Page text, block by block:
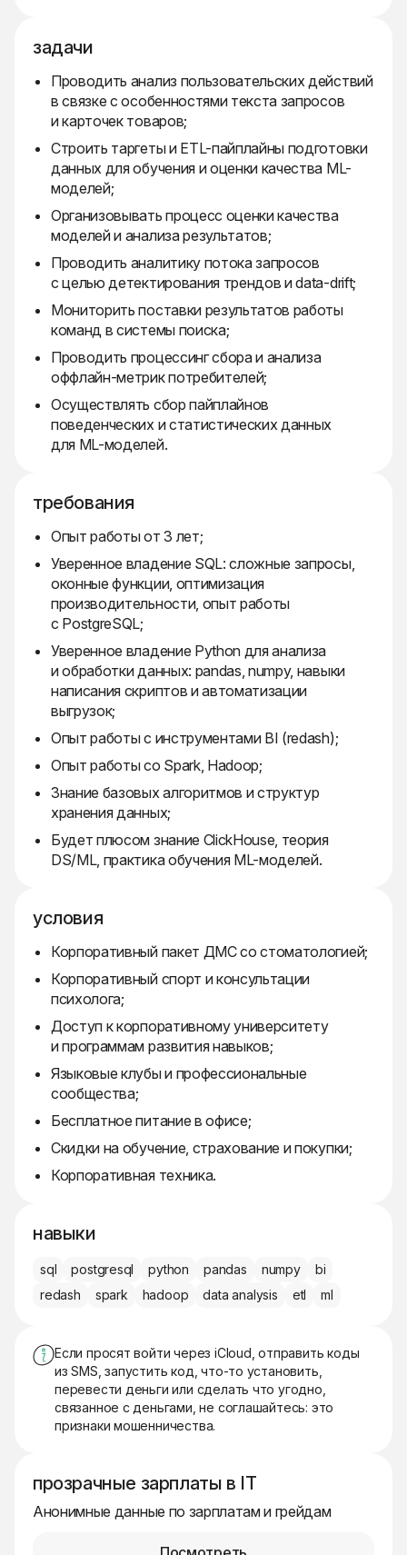
задачи
Проводить анализ пользовательских действий
в связке с особенностями текста запросов
и карточек товаров;
Строить таргеты и ETL-пайплайны подготовки
данных для обучения и оценки качества ML-
моделей;
Организовывать процесс оценки качества
моделей и анализа результатов;
Проводить аналитику потока запросов
с целью детектирования трендов и data-drift;
Мониторить поставки результатов работы
команд в системы поиска;
Проводить процессинг сбора и анализа
оффлайн-метрик потребителей;
Осуществлять сбор пайплайнов
поведенческих и статистических данных
для ML-моделей.
требования
Опыт работы от 3 лет;
Уверенное владение SQL: сложные запросы,
оконные функции, оптимизация
производительности, опыт работы
с PostgreSQL;
Уверенное владение Python для анализа
и обработки данных: pandas, numpy, навыки
написания скриптов и автоматизации
выгрузок;
Опыт работы с инструментами BI (redash);
Опыт работы со Spark, Hadoop;
Знание базовых алгоритмов и структур
хранения данных;
Будет плюсом знание ClickHouse, теория
DS/ML, практика обучения ML-моделей.
условия
Корпоративный пакет ДМС со стоматологией;
Корпоративный спорт и консультации
психолога;
Доступ к корпоративному университету
и программам развития навыков;
Языковые клубы и профессиональные
сообщества;
Бесплатное питание в офисе;
Скидки на обучение, страхование и покупки;
Корпоративная техника.
навыки
sql postgresql python pandas numpy
bi
redash
spark hadoop data analysis etl ml
Если просят войти через iCloud, отправить коды
из SMS, запустить код, что-то установить,
перевести деньги или сделать что угодно,
связанное с деньгами, не соглашайтесь: это
признаки мошенничества.
прозрачные зарплаты в IT
Анонимные данные по зарплатам и грейдам